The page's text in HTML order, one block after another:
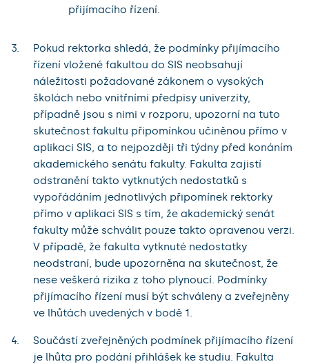
přijímacího řízení.
Pokud rektorka shledá, že podmínky přijímacího
řízení vložené fakultou do SIS neobsahují
náležitosti požadované zákonem o vysokých
školách nebo vnitřními předpisy univerzity,
případně jsou s nimi v rozporu, upozorní na tuto
skutečnost fakultu připomínkou učiněnou přímo v
aplikaci SIS, a to nejpozději tři týdny před konáním
akademického senátu fakulty. Fakulta zajistí
odstranění takto vytknutých nedostatků s
vypořádáním jednotlivých připomínek rektorky
přímo v aplikaci SIS s tím, že akademický senát
fakulty může schválit pouze takto opravenou verzi.
V případě, že fakulta vytknuté nedostatky
neodstraní, bude upozorněna na skutečnost, že
nese veškerá rizika z toho plynoucí. Podmínky
přijímacího řízení musí být schváleny a zveřejněny
ve lhůtách uvedených v bodě 1.
Součástí zveřejněných podmínek přijímacího řízení
je lhůta pro podání přihlášek ke studiu. Fakulta